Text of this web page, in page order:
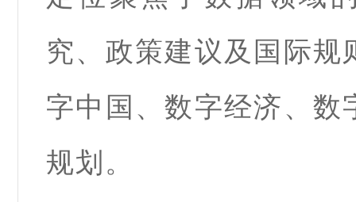
究、政策建议及国际规
字中国、数字经济、数
规划。